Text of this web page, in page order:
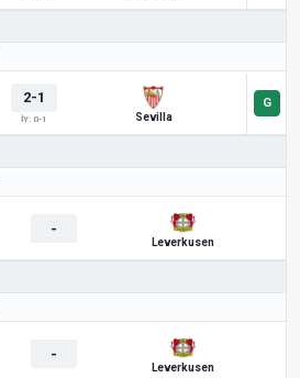
2-1
İY: 0-1 Sevilla
-
Leverkusen
-
Leverkusen